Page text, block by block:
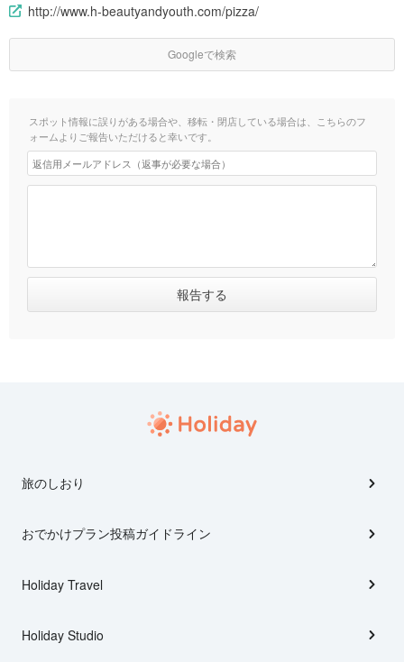
http://www.h-beautyandyouth.com/pizza/
Googleで検索
スポット情報に誤りがある場合や、移転・閉店している場合は、こちらのフ
ォームよりご報告いただけると幸いです。
旅のしおり
おでかけプラン投稿ガイドライン
Holiday Travel
Holiday Studio